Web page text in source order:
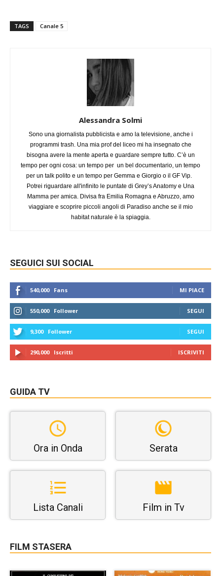
TAGS Canale 5
Alessandra Solmi
Sono una giornalista pubblicista e amo la televisione, anche i
programmi trash. Una mia prof del liceo mi ha insegnato che
bisogna avere la mente aperta e guardare sempre tutto. C’è un
tempo per ogni cosa: un tempo per un bel documentario, un tempo
per un talk polito e un tempo per Gemma e Giorgio o il GF Vip.
Potrei riguardare all'infinito le puntate di Grey’s Anatomy e Una
Mamma per amica. Divisa fra Emilia Romagna e Abruzzo, amo
viaggiare e scoprire piccoli angoli di Paradiso anche se il mio
habitat naturale è la spiaggia.
SEGUICI SUI SOCIAL
540,000 Fans MI PIACE
550,000 Follower SEGUI
9,300 Follower SEGUI
290,000 Iscritti ISCRIVITI
GUIDA TV
Ora in Onda Serata
Lista Canali Film in Tv
FILM STASERA